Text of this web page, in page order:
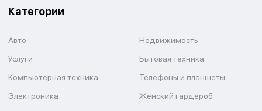
Категории
Авто
Недвижимость
Услуги
Бытовая техника
Компьютерная техника
Телефоны и планшеты
Электроника
Женский гардероб